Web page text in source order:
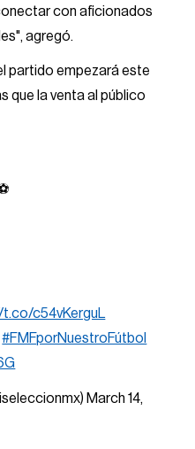
con aficionados
agregó.
partido empezará este
que la venta al público
t.co/c54vKerguL
|#FMFporNuestroFútbol
March 14,